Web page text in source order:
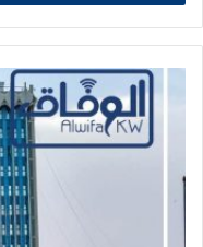
«الإعلام»
مرحلة
التحليل
لاستراتيجيتها